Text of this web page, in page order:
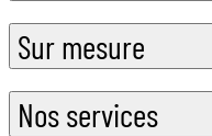
Sur mesure
Nos services